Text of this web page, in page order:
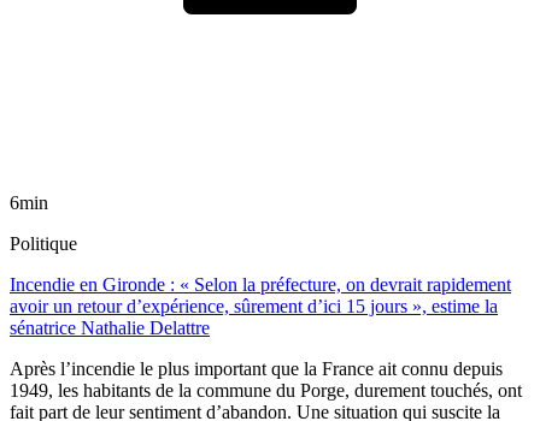
6min
Politique
Incendie en Gironde : « Selon la préfecture, on devrait rapidement
avoir un retour d’expérience, sûrement d’ici 15 jours », estime la
sénatrice Nathalie Delattre
Après l’incendie le plus important que la France ait connu depuis
1949, les habitants de la commune du Porge, durement touchés, ont
fait part de leur sentiment d’abandon. Une situation qui suscite la